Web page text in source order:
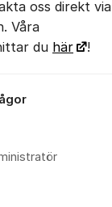
oss direkt via
Våra
du här !